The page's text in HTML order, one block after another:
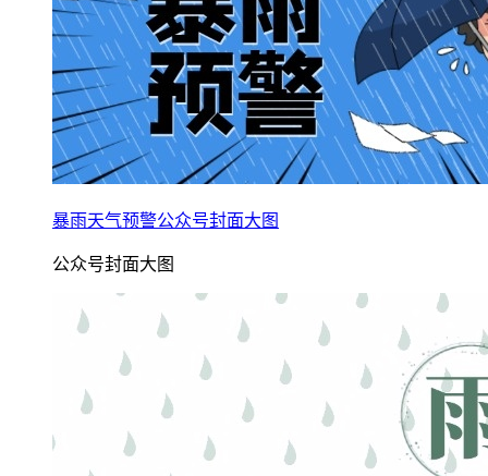
暴雨天气预警公众号封面大图
公众号封面大图